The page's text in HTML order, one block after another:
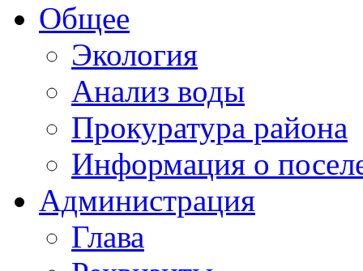
Общее
Экология
Анализ воды
Прокуратура района
Информация о
Администрация
Глава